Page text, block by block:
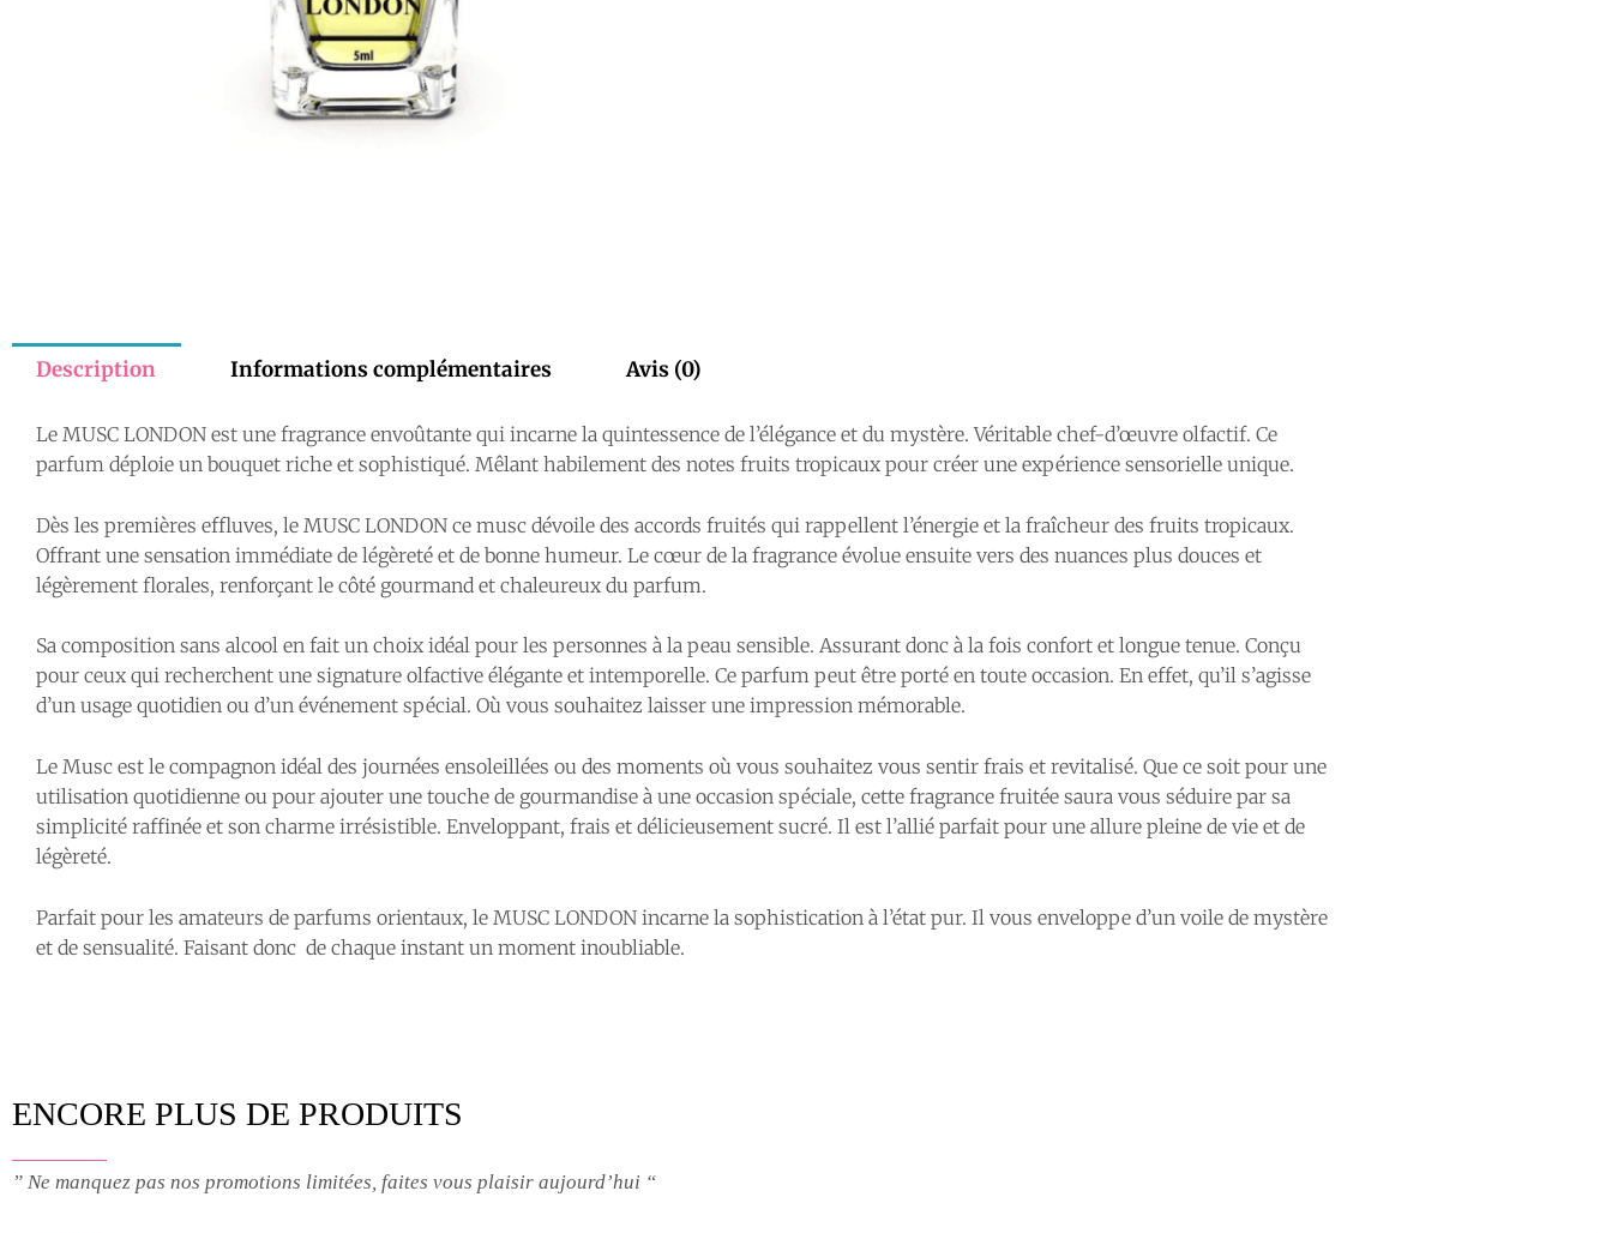
Description Informations complémentaires Avis (0)
Le MUSC LONDON est une fragrance envoûtante qui incarne la quintessence de l’élégance et du mystère. Véritable chef-d’œuvre olfactif. Ce
parfum déploie un bouquet riche et sophistiqué. Mêlant habilement des notes fruits tropicaux pour créer une expérience sensorielle unique.
Dès les premières effluves, le MUSC LONDON ce musc dévoile des accords fruités qui rappellent l’énergie et la fraîcheur des fruits tropicaux.
Offrant une sensation immédiate de légèreté et de bonne humeur. Le cœur de la fragrance évolue ensuite vers des nuances plus douces et
légèrement florales, renforçant le côté gourmand et chaleureux du parfum.
Sa composition sans alcool en fait un choix idéal pour les personnes à la peau sensible. Assurant donc à la fois confort et longue tenue. Conçu
pour ceux qui recherchent une signature olfactive élégante et intemporelle. Ce parfum peut être porté en toute occasion. En effet, qu’il s’agisse
d’un usage quotidien ou d’un événement spécial. Où vous souhaitez laisser une impression mémorable.
Le Musc est le compagnon idéal des journées ensoleillées ou des moments où vous souhaitez vous sentir frais et revitalisé. Que ce soit pour une
utilisation quotidienne ou pour ajouter une touche de gourmandise à une occasion spéciale, cette fragrance fruitée saura vous séduire par sa
simplicité raffinée et son charme irrésistible. Enveloppant, frais et délicieusement sucré. Il est l’allié parfait pour une allure pleine de vie et de
légèreté.
Parfait pour les amateurs de parfums orientaux, le MUSC LONDON incarne la sophistication à l’état pur. Il vous enveloppe d’un voile de mystère
et de sensualité. Faisant donc de chaque instant un moment inoubliable.
ENCORE PLUS DE PRODUITS
” Ne manquez pas nos promotions limitées, faites vous plaisir aujourd’hui “